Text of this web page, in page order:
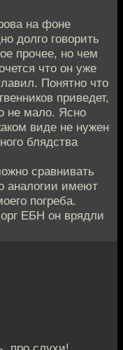
на фоне
долго говорить
прочее, но чем
что он уже
Понятно что
приведет,
не мало. Ясно
виде не нужен
блядства
сравнивать
аналогии имеют
погреба.
ЕБН он врядли